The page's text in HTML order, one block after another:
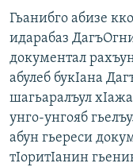
Гьанибго абизе
идарабаз
документал
абулеб букIана
шагьаралъул
унго-унгояб
абун гьереси
тIоритIанин